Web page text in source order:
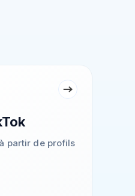
partir de profils